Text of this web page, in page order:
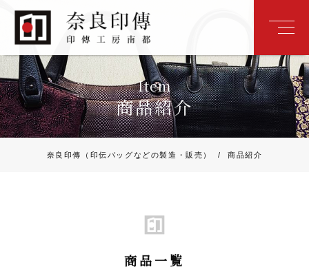
Item
商品紹介
奈良印傳（印伝バッグなどの製造・販売） / 商品紹介
商品一覧